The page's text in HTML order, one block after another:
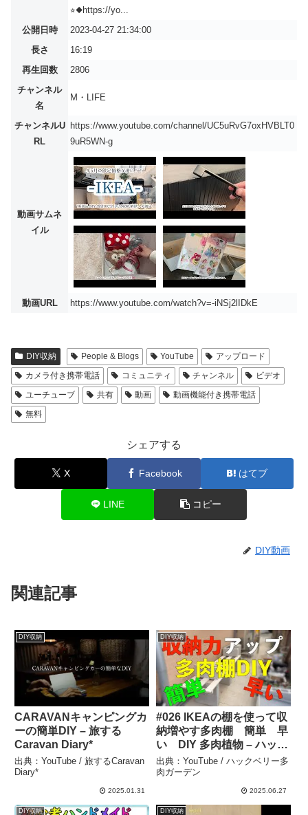
⭐︎◆https://yo...
公開日時
2023-04-27 21:34:00
長さ
16:19
再生回数
2806
チャンネル
名
M・LIFE
チャンネルU
RL
https://www.youtube.com/channel/UC5uRvG7oxHVBLT0
9uR5WN-g
動画サムネ
イル
動画URL https://www.youtube.com/watch?v=-iNSj2lIDkE
DIY収納 People & Blogs YouTube
アップロード
カメラ付き携帯電話
コミュニティ チャンネル
ビデオ
ユーチューブ
共有 動画
動画機能付き携帯電話
無料
シェアする
X Facebook はてブ
LINE コピー
DIY動画
関連記事
DIY収納
CARAVANキャンピングカ
ーの簡単DIY – 旅する
Caravan Diary*
出典：YouTube / 旅するCaravan
Diary*
2025.01.31
DIY収納
#026 IKEAの棚を使って収
納増やす多肉棚 簡単 早
い DIY 多肉植物 – ハック
ベリー多肉ガーデン
出典：YouTube / ハックベリー多
肉ガーデン
2025.06.27
DIY収納 DIY収納